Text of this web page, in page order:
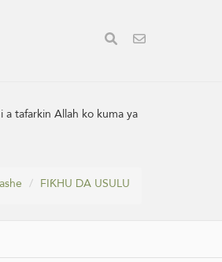
tafarkin Allah ko kuma ya
FIƘHU DA USULU